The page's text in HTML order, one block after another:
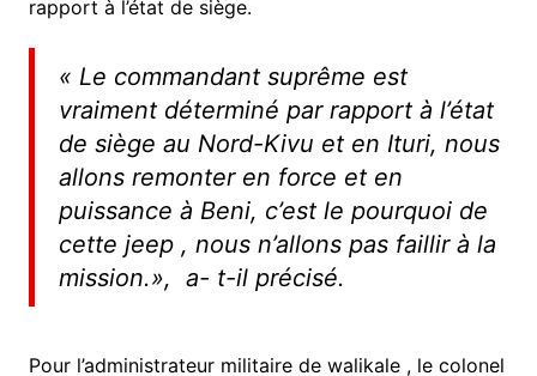
rapport à l’état de siège.
« Le commandant suprême est
vraiment déterminé par rapport à l’état
de siège au Nord-Kivu et en Ituri, nous
allons remonter en force et en
puissance à Beni, c’est le pourquoi de
cette jeep , nous n’allons pas faillir à la
mission.», a- t-il précisé.
Pour l’administrateur militaire de walikale , le colonel